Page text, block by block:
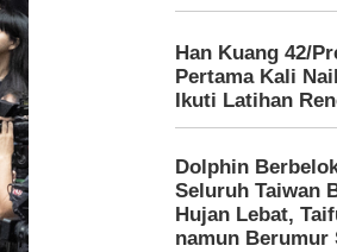
Han Kuang 42/
Pertama Kali
Ikuti Latihan
Dolphin
Seluruh Taiwan
Hujan Lebat,
namun Berumur